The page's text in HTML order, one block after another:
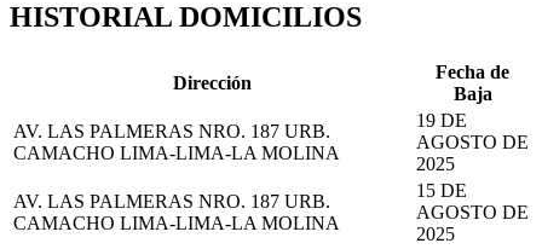
HISTORIAL DOMICILIOS
Dirección
Fecha de
Baja
AV. LAS PALMERAS NRO. 187 URB.
CAMACHO LIMA-LIMA-LA MOLINA
19 DE
AGOSTO DE
2025
AV. LAS PALMERAS NRO. 187 URB.
CAMACHO LIMA-LIMA-LA MOLINA
15 DE
AGOSTO DE
2025